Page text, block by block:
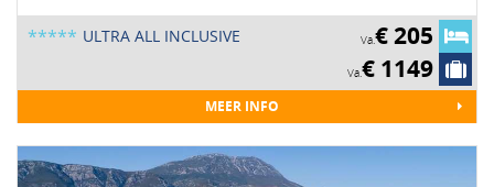
MEER INFO
ULTRA ALL INCLUSIVE
***** Va.€ 205
Va.€ 1149